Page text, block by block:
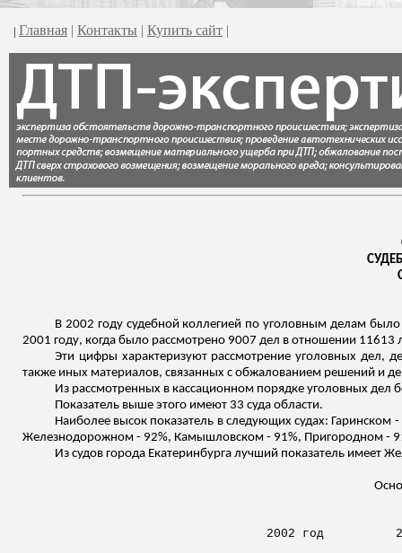
| Главная | Контакты | Купить сайт |
В 2002 году судебной коллегией по уголовным делам
2001 году, когда было рассмотрено 9007 дел в отношении 11613
Эти цифры характеризуют рассмотрение уголовных дел,
также иных материалов, связанных с обжалованием решений и
Из рассмотренных в кассационном порядке уголовных дел
Показатель выше этого имеют 33 суда области.
Наиболее высок показатель в следующих судах:
Железнодорожном - 92%, Камышловском - 91%, Пригородном -
Из судов города Екатеринбурга лучший показатель имеет
2002 год